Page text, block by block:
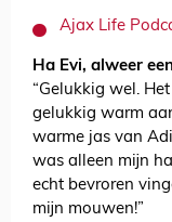
Ajax Life
Ha Evi, alweer
“Gelukkig wel.
gelukkig warm
warme jas van
was alleen mijn
echt bevroren
mijn mouwen!”